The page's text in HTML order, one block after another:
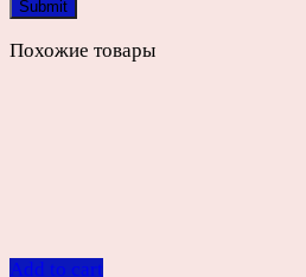
Похожие товары
Add to cart